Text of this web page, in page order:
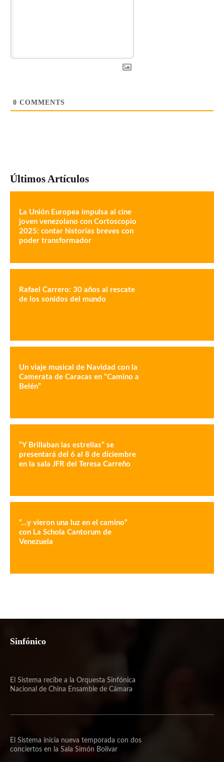
0 COMMENTS
Últimos Artículos
La Unión Europea impulsa al cine
joven venezolano con Cortoscopio
2025: contar historias breves con
poder transformador
Rafael Carrero: 30 años al rescate
de los sonidos del mundo
Un viaje musical de Navidad con la
Camerata de Caracas en “Camino a
Belén”
“Y Brillaban las estrellas” se
presentará del 6 al 8 de diciembre
en la sala JFR del Teresa Carreño
“…y vieron una luz en el camino”
con La Schola Cantorum de
Venezuela
Sinfónico
El Sistema recibe a la Orquesta Sinfónica
Nacional de China Ensamble de Cámara
El Sistema inicia nueva temporada con dos
conciertos en la Sala Simón Bolívar